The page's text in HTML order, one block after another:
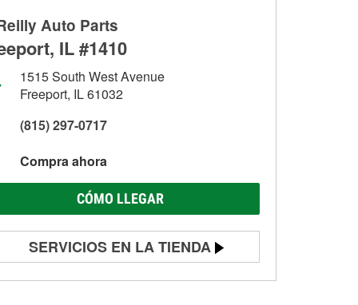
Auto Parts
IL #1410
1515 South West Avenue
Freeport, IL 61032
(815) 297-0717
Compra ahora
CÓMO LLEGAR
SERVICIOS EN LA TIENDA
Prueba de batería